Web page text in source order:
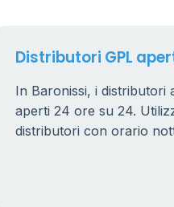
53
Distributori GPL
In Baronissi, i distributori
aperti 24 ore su 24.
distributori con orario